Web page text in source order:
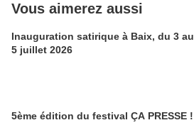
Vous aimerez aussi
Inauguration satirique à Baix, du 3 au
5 juillet 2026
5ème édition du festival ÇA PRESSE !